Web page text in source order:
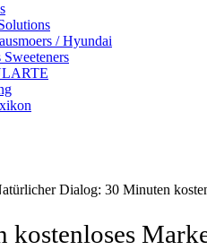
/ Hyundai
Sweeteners
Dialog: 30 Minuten
kostenloses